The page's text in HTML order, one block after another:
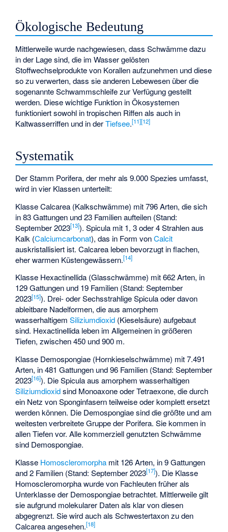
Ökologische Bedeutung
Mittlerweile wurde nachgewiesen, dass Schwämme dazu
in der Lage sind, die im Wasser gelösten
Stoffwechselprodukte von Korallen aufzunehmen und diese
so zu verwerten, dass sie anderen Lebewesen über die
sogenannteSchwammschleifezur Verfügung gestellt
werden. Diese wichtige Funktion in Ökosystemen
funktioniert sowohl in tropischen Riffen als auch in
Kaltwasserriffen und in derTiefsee.[11][12]
Systematik
Der Stamm Porifera, der mehr als 9.000 Spezies umfasst,
wird in vier Klassen unterteilt:
KlasseCalcarea (Kalkschwämme) mit 796 Arten, die sich
in 83 Gattungen und 23 Familien aufteilen (Stand:
September 2023[13]). Spicula mit 1, 3 oder 4 Strahlen aus
Kalk (Calciumcarbonat), das in Form vonCalcit
auskristallisiert ist. Calcarea leben bevorzugt in flachen,
eher warmen Küstengewässern.[14]
Klasse Hexactinellida (Glasschwämme) mit 662 Arten, in
129 Gattungen und 19 Familien (Stand: September
2023[15]). Drei- oder Sechsstrahlige Spicula oder davon
ableitbare Nadelformen, die aus amorphem
wasserhaltigemSiliziumdioxid (Kieselsäure) aufgebaut
sind. Hexactinellida leben im Allgemeinen in größeren
Tiefen, zwischen 450 und 900 m.
Klasse Demospongiae (Hornkieselschwämme) mit 7.491
Arten, in 481 Gattungen und 96 Familien (Stand: September
2023[16]). Die Spicula aus amorphem wasserhaltigen
Siliziumdioxidsind Monoaxone oder Tetraexone, die durch
ein Netz von Sponginfasern teilweise oder komplett ersetzt
werden können. Die Demospongiae sind die größte und am
weitesten verbreitete Gruppe der Porifera. Sie kommen in
allen Tiefen vor. Alle kommerziell genutzten Schwämme
sind Demospongiae.
Klasse Homoscleromorpha mit 126 Arten, in 9 Gattungen
and 2 Familien (Stand: September 2023[17]). Die Klasse
Homoscleromorpha wurde von Fachleuten früher als
Unterklasse der Demospongiae betrachtet. Mittlerweile gilt
sie aufgrund molekularer Daten als klar von diesen
abgegrenzt. Sie wird auch als Schwestertaxon zu den
Calcarea angesehen.[18]